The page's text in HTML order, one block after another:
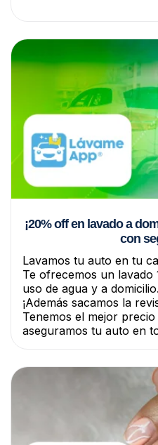
¡20% off en lavado a
con
Lavamos tu auto en tu
Te ofrecemos un lavado
uso de agua y a
¡Además sacamos la
Tenemos el mejor
aseguramos tu auto en